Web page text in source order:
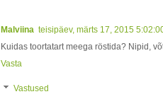
Malviina teisipäev, märts 17, 2015
Kuidas toortatart meega röstida? Nipid,
Vasta
Vastused